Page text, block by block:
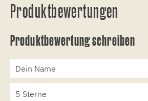
Produktbewertungen
Produktbewertung schreiben